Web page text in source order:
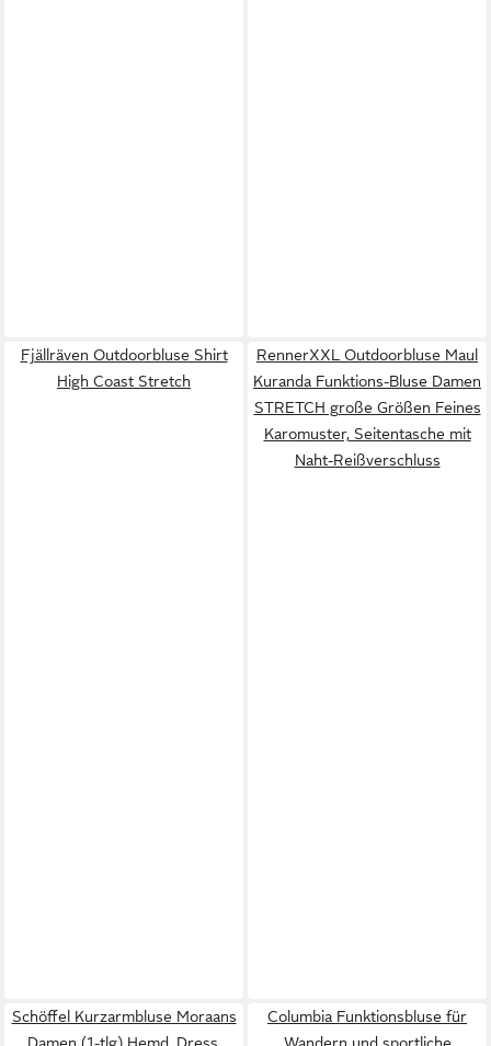
Fjällräven Outdoorbluse Shirt
High Coast Stretch
RennerXXL Outdoorbluse Maul
Kuranda Funktions-Bluse Damen
STRETCH große Größen Feines
Karomuster, Seitentasche mit
Naht-Reißverschluss
Schöffel Kurzarmbluse Moraans
Columbia Funktionsbluse für